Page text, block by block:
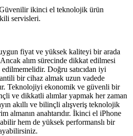
ikinci el teknolojik ürün
servisleri.
fiyat ve yüksek kaliteyi bir arada
alım sürecinde dikkat edilmesi
Doğru satıcıdan iyi
bir cihaz almak uzun vadede
Teknolojiyi ekonomik ve güvenli bir
ve dikkatli alımlar yapmak her zaman
akıllı ve bilinçli alışveriş teknolojik
almanın anahtarıdır. İkinci el iPhone
hem de yüksek performanslı bir